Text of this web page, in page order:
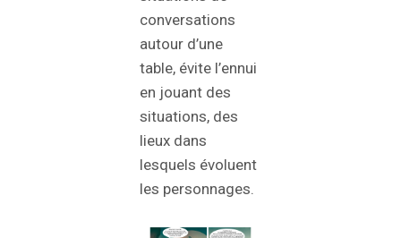
conversations
autour d’une
table, évite l’ennui
en jouant des
situations, des
lieux dans
lesquels évoluent
les personnages.